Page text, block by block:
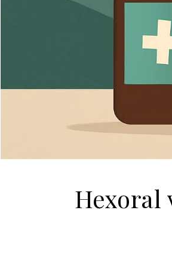
Hexoral